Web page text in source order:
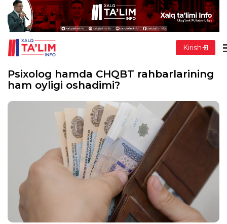
Kirish
Psixolog hamda CHQBT rahbarlarining
ham oyligi oshadimi?